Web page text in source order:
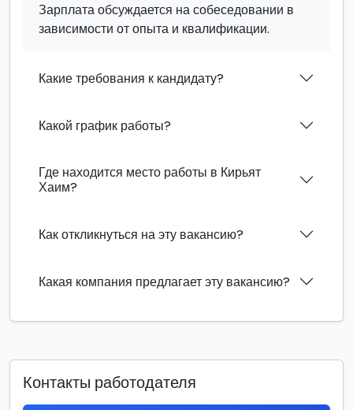
Зарплата обсуждается на собеседовании в
зависимости от опыта и квалификации.
Какие требования к кандидату?
Какой график работы?
Где находится место работы в Кирьят
Хаим?
Как откликнуться на эту вакансию?
Какая компания предлагает эту вакансию?
Контакты работодателя